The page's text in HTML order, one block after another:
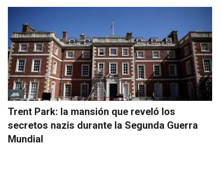
Trent Park: la mansión que reveló los
secretos nazis durante la Segunda Guerra
Mundial